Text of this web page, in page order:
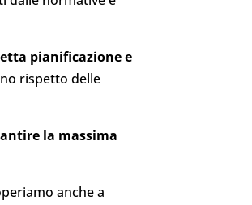
pianificazione e
rispetto delle
la massima
anche a